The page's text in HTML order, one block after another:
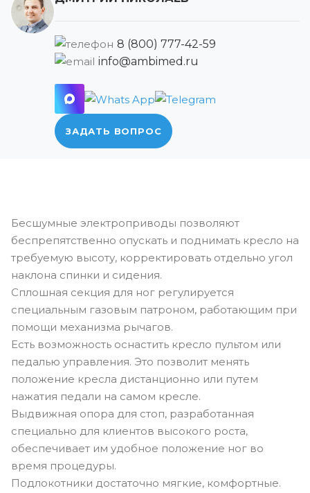
8 (800) 777-42-59
info@ambimed.ru
ЗАДАТЬ ВОПРОС
Бесшумные электроприводы позволяют
беспрепятственно опускать и поднимать кресло на
требуемую высоту, корректировать отдельно угол
наклона спинки и сидения.
Сплошная секция для ног регулируется
специальным газовым патроном, работающим при
помощи механизма рычагов.
Есть возможность оснастить кресло пультом или
педалью управления. Это позволит менять
положение кресла дистанционно или путем
нажатия педали на самом кресле.
Выдвижная опора для стоп, разработанная
специально для клиентов высокого роста,
обеспечивает им удобное положение ног во
время процедуры.
Подлокотники достаточно мягкие, комфортные.